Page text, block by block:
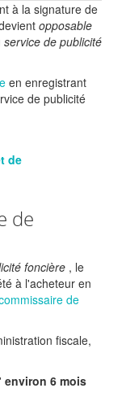
à la signature de
opposable
service de publicité
en enregistrant
de publicité
de
de
foncière , le
à l'acheteur en
de
fiscale,
environ 6 mois